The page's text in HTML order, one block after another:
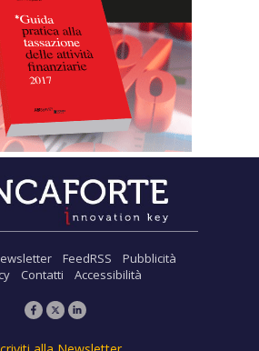
FeedRSS
Pubblicità
Contatti Accessibilità